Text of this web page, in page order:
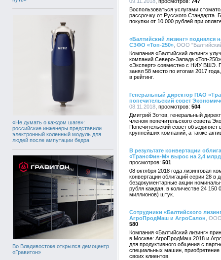
«Не думать о каждом шаге»:
российские инженеры представили
электронный коленный модуль для
людей после ампутации бедра
Во Владивостоке открылся демоцентр
«Гравитон»
Воспользоваться услугами
рассрочку от Русского Стандарта.
покупки от 10.000 рублей при
«Балтийский лизинг» поднялся
СЗФО «Топ-250» , ООО
Компания «Балтийский лизинг»
компаний Северо-Запада «Топ-
«Эксперт» совместно с НИУ ВШЭ.
занял 58 место по итогам 2017
в рейтинг.
Генеральный директор ПАО
попечительский совет
08.11.2018
504
Дмитрий Зотов, генеральный
членом попечительского совета
Попечительский совет объединяет
крупнейших компаний, а также
В результате конвертации
«ТрансФин-М» вырос на 2,4
501
08 октября 2018 года лизинговая
конвертации облигаций серии 28
бездокументарные акции
рубля каждая, в количестве 24 150
миллионов) штук.
Сотрудники «Балтийского
АгроПродМаш и АгроСалон ,
580
Компания «Балтийский лизинг»
в Москве: АгроПродМаш 2018 и
для продуктивного общения с
специальных машин, приобретение
своих клиентов.